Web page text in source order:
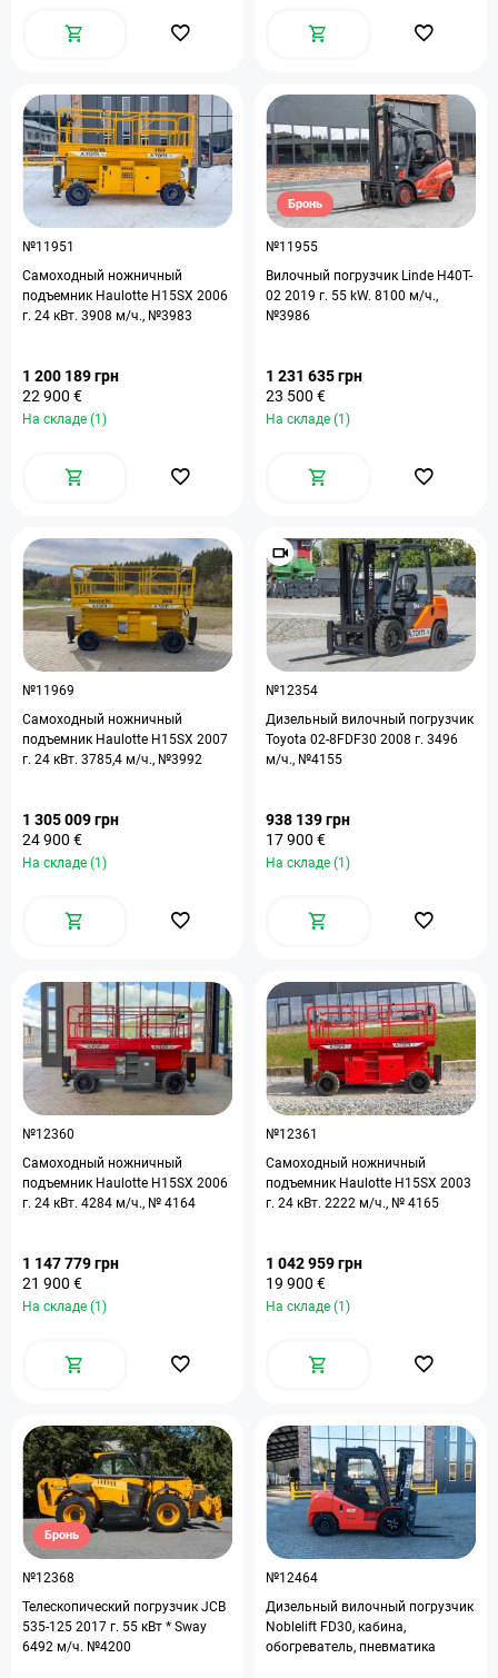
№11951
Самоходный ножничный
подъемник Haulotte H15SX 2006
г. 24 кВт. 3908 м/ч., №3983
1 200 189 грн
22 900 €
На складе (1)
Бронь
№11955
Вилочный погрузчик Linde H40T-
02 2019 г. 55 kW. 8100 м/ч.,
№3986
1 231 635 грн
23 500 €
На складе (1)
№11969
Самоходный ножничный
подъемник Haulotte H15SX 2007
г. 24 кВт. 3785,4 м/ч., №3992
1 305 009 грн
24 900 €
На складе (1)
№12354
Дизельный вилочный погрузчик
Toyota 02-8FDF30 2008 г. 3496
м/ч., №4155
938 139 грн
17 900 €
На складе (1)
№12360
Самоходный ножничный
подъемник Haulotte H15SX 2006
г. 24 кВт. 4284 м/ч., № 4164
1 147 779 грн
21 900 €
На складе (1)
№12361
Самоходный ножничный
подъемник Haulotte H15SX 2003
г. 24 кВт. 2222 м/ч., № 4165
1 042 959 грн
19 900 €
На складе (1)
Бронь
№12368
Телескопический погрузчик JCB
535-125 2017 г. 55 кВт * Sway
6492 м/ч. №4200
№12464
Дизельный вилочный погрузчик
Noblelift FD30, кабина,
обогреватель, пневматика